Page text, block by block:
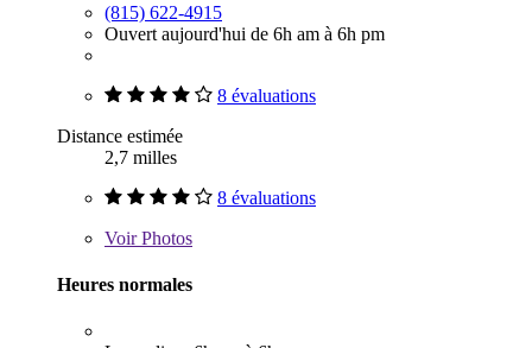
(815) 622-4915
Ouvert aujourd'hui de 6h am à 6h pm
8 évaluations
Distance estimée
2,7 milles
8 évaluations
VoirPhotos
Heures normales